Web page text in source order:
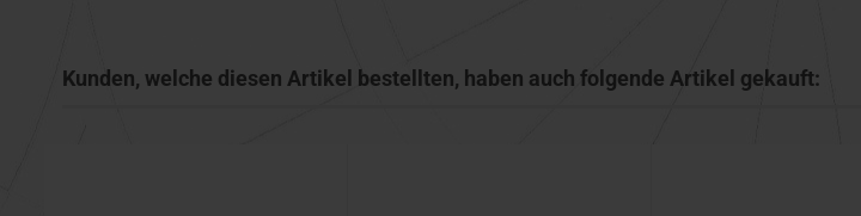
Kunden, welche diesen Artikel bestellten, haben auch folgende Artikel gekauft: